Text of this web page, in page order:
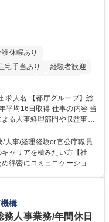
護休暇あり
宅手当あり
経験者歓迎
あり
得 仕事の内容 当
る人事経理部門や収益事業
をお任せいたします。研修
細 【業務詳細】■
に係る管理業務 ■収益部
広場の「イベントコーナ
社後は上記いずれかの部門
庁グル
／有給年平均16日取得
人事/経理経験or官公庁職員
ャリアを積みたい方【社
綿密にコミュニケーション
々なプロジェクト：駐車場
を兼ねた広告「ブライトサ
出す活動を積極的に行って
構
務人事業務/年間休日